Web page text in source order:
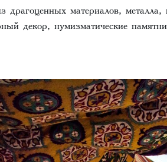
драгоценных материалов, металла,
декор, нумизматические